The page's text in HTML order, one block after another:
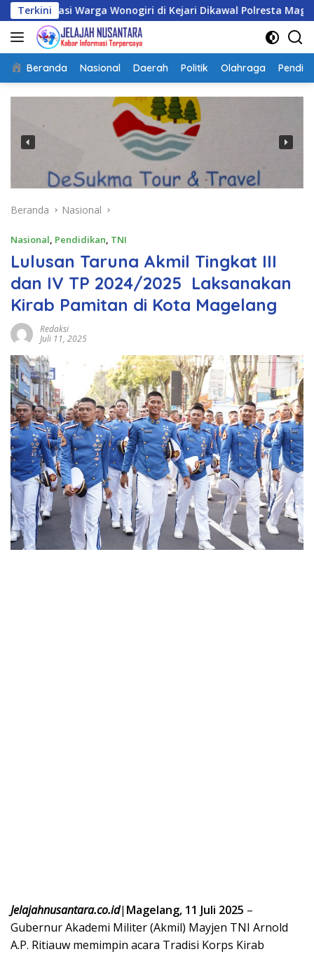
Langsung
ke
konten
Terkini
Wonogiri di Kejari Dikawal Polresta Magelang,
Beranda Nasional Daerah Politik Olahraga
Beranda Nasional
Nasional, Pendidikan, TNI
Lulusan Taruna Akmil Tingkat III
dan IV TP 2024/2025 Laksanakan
Kirab Pamitan di Kota Magelang
Redaksi
Juli 11, 2025
Jelajahnusantara.co.id| Magelang, 11 Juli 2025 –
Gubernur Akademi Militer (Akmil) Mayjen TNI Arnold
A.P. Ritiauw memimpin acara Tradisi Korps Kirab